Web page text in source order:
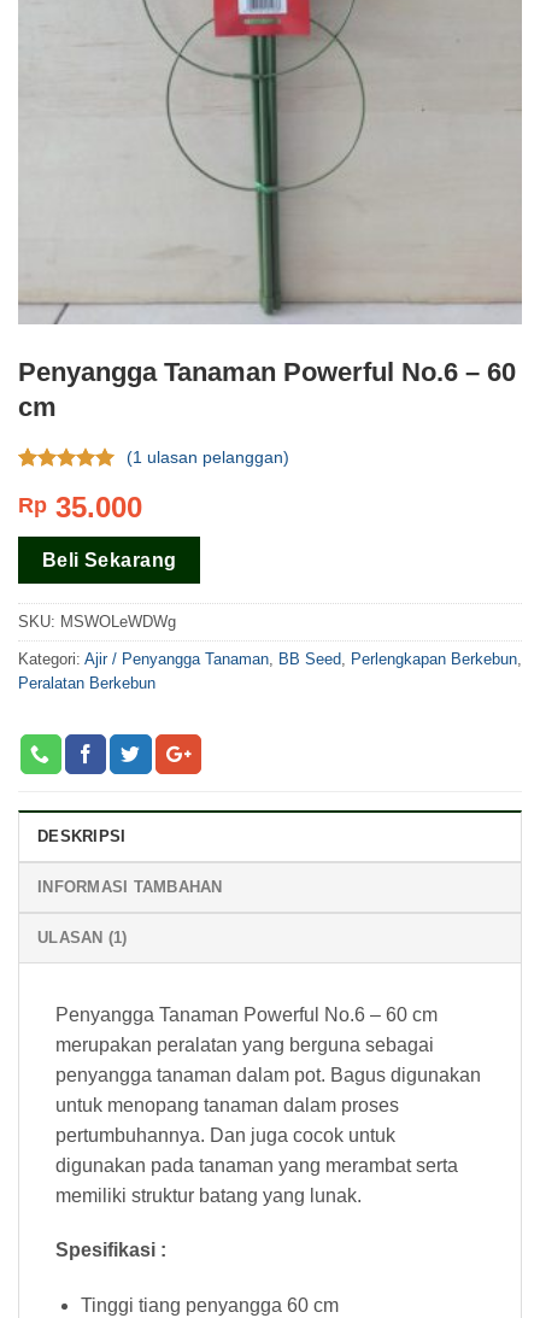
Penyangga Tanaman Powerful No.6 – 60
cm
dari 5
pelanggan
(1 ulasan pelanggan)
Rp 35.000
Beli Sekarang
SKU: MSWOLeWDWg
Kategori: Ajir / Penyangga Tanaman BB Seed Perlengkapan Berkebun
Peralatan Berkebun
DESKRIPSI
INFORMASI TAMBAHAN
ULASAN (1)
Penyangga Tanaman Powerful No.6 – 60 cm
merupakan peralatan yang berguna sebagai
penyangga tanaman dalam pot. Bagus digunakan
untuk menopang tanaman dalam proses
pertumbuhannya. Dan juga cocok untuk
digunakan pada tanaman yang merambat serta
memiliki struktur batang yang lunak.
Spesifikasi :
Tinggi tiang penyangga 60 cm